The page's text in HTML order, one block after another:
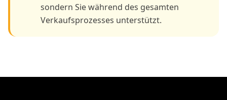
sondern Sie während des gesamten
Verkaufsprozesses unterstützt.